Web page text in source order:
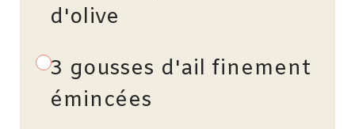
d'olive
3 gousses d'ail finement
émincées